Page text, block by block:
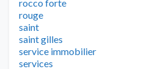
rocco forte
rouge
saint
saint gilles
service immobilier
services